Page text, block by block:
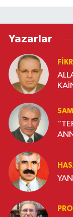
Yazarlar